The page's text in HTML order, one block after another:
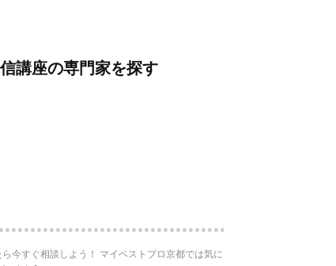
講座の専門家を探す
今すぐ相談しよう！ マイベストプロ京都では気に